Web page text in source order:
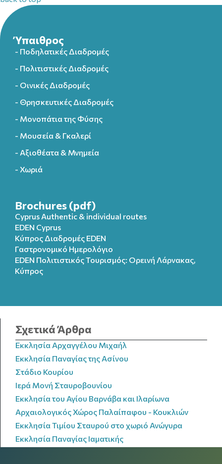
Ύπαιθρος
- Ποδηλατικές Διαδρομές
- Πολιτιστικές Διαδρομές
- Οινικές Διαδρομές
- Θρησκευτικές Διαδρομές
- Μονοπάτια της Φύσης
- Μουσεία & Γκαλερί
- Αξιοθέατα & Μνημεία
- Χωριά
Brochures (pdf)
Cyprus Authentic & individual routes
EDEN Cyprus
Κύπρος Διαδρομές EDEN
Γαστρονομικό Ημερολόγιο
EDEN Πολιτιστικός Τουρισμός: Ορεινή Λάρνακας,
Κύπρος
Σχετικά Άρθρα
Εκκλησία Αρχαγγέλου Μιχαήλ
Εκκλησία Παναγίας της Ασίνου
Στάδιο Κουρίου
Ιερά Μονή Σταυροβουνίου
Εκκλησία του Αγίου Βαρνάβα και Ιλαρίωνα
Αρχαιολογικός Χώρος Παλαίπαφου - Κουκλιών
Εκκλησία Τιμίου Σταυρού στο χωριό Ανώγυρα
Εκκλησία Παναγίας Ιαματικής